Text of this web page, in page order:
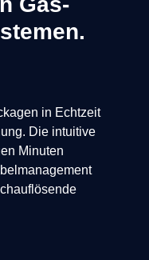
in Echtzeit
Die intuitive
Minuten